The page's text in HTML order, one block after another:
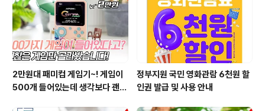
2만원대 패미컴 게임기~! 게임이
500개 들어있는데 생각보다 괜찮
정부지원 국민 영화관람 6천원 할
인권 발급 및 사용 안내